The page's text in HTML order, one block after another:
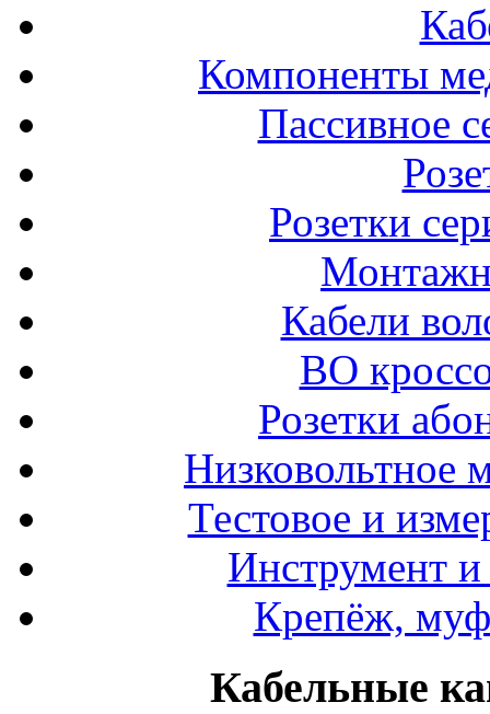
Компоненты
Пассивное
Розетки
Кабели
ВО
Розетки
Низковольтное
Тестовое и
Инструмент
Крепёж,
Кабельные